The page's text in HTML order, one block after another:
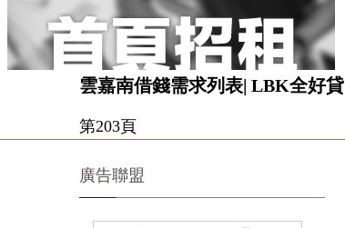
雲嘉南借錢需求列表| LBK全好貸
第203頁
廣告聯盟